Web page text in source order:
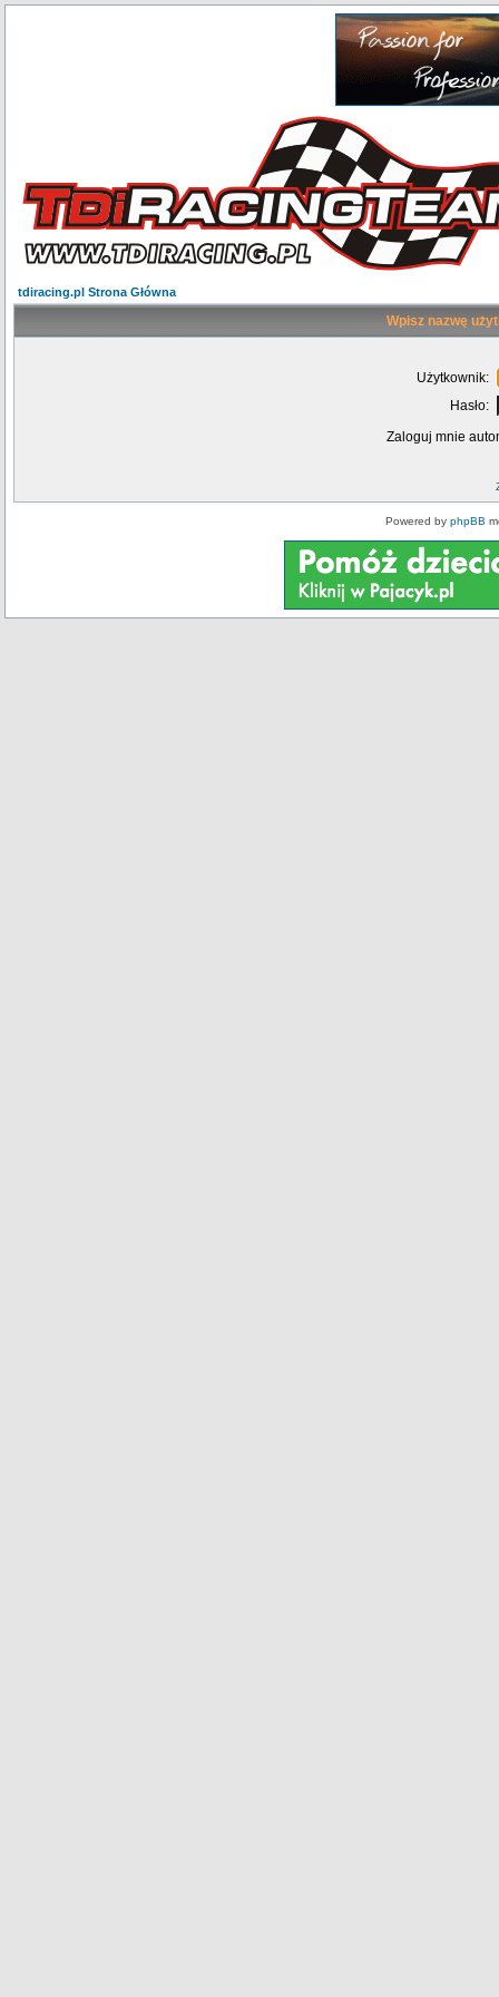
tdiracing.pl Strona Główna
Wpisz nazwę
Użytkownik:
Hasło:
Zaloguj mnie
Powered by phpBB